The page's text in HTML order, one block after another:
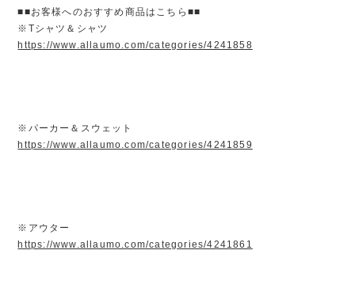
■■お客様へのおすすめ商品はこちら■■
※Tシャツ＆シャツ
https://www.allaumo.com/categories/4241858
※パーカー＆スウェット
https://www.allaumo.com/categories/4241859
※アウター
https://www.allaumo.com/categories/4241861